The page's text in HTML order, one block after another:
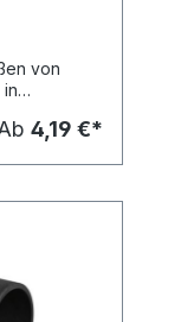
von
Geberit Typ
4,19 €*